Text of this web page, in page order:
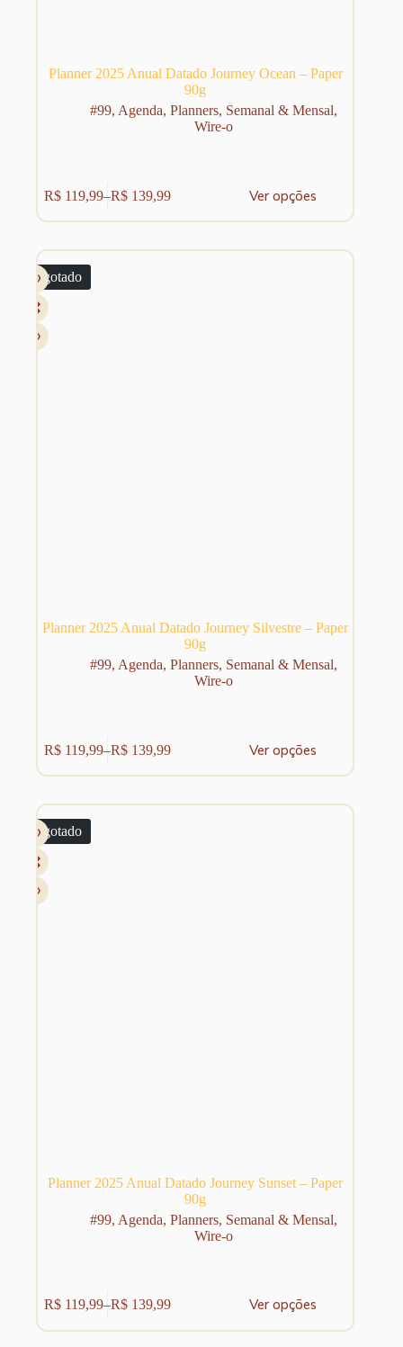
Planner 2025 Anual Datado Journey Ocean – Paper
90g
#99, Agenda, Planners, Semanal & Mensal,
Wire-o
R$ 119,99–R$ 139,99
Faixa
de
R$ 119,99
Ver opções
produto
tem
variantes.
As
opções
podem
ser
escolhidas
Esgotado
Planner 2025 Anual Datado Journey Silvestre – Paper
90g
#99, Agenda, Planners, Semanal & Mensal,
Wire-o
R$ 119,99–R$ 139,99
Faixa
de
R$ 119,99
Ver opções
produto
tem
variantes.
As
opções
podem
ser
escolhidas
Esgotado
Planner 2025 Anual Datado Journey Sunset – Paper
90g
#99, Agenda, Planners, Semanal & Mensal,
Wire-o
R$ 119,99–R$ 139,99
Faixa
de
Ver opções
produto
tem